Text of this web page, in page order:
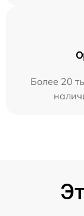
Более 20